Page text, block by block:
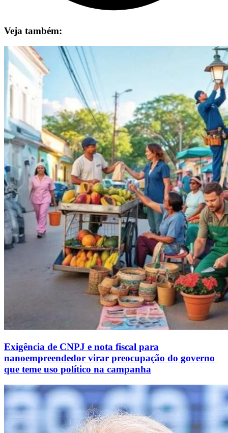
Veja também:
Exigência de CNPJ e nota fiscal para
nanoempreendedor virar preocupação do governo
que teme uso político na campanha